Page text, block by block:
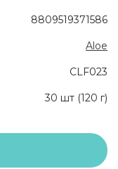
8809519371586
Aloe
CLF023
30 шт (120 г)